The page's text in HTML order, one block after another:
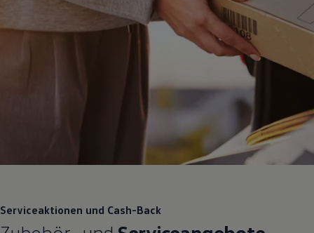
Serviceaktionen und Cash-Back